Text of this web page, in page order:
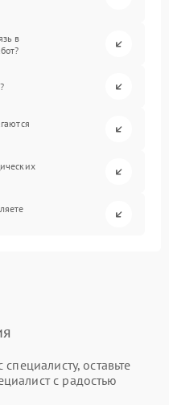
в
оставьте
с радостью